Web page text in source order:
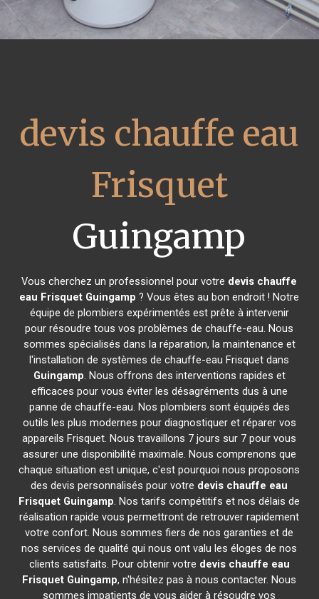
devis chauffe eau
Frisquet
Guingamp
Vous cherchez un professionnel pour votre devis chauffe
eau Frisquet Guingamp ? Vous êtes au bon endroit ! Notre
équipe de plombiers expérimentés est prête à intervenir
pour résoudre tous vos problèmes de chauffe-eau. Nous
sommes spécialisés dans la réparation, la maintenance et
l'installation de systèmes de chauffe-eau Frisquet dans
Guingamp. Nous offrons des interventions rapides et
efficaces pour vous éviter les désagréments dus à une
panne de chauffe-eau. Nos plombiers sont équipés des
outils les plus modernes pour diagnostiquer et réparer vos
appareils Frisquet. Nous travaillons 7 jours sur 7 pour vous
assurer une disponibilité maximale. Nous comprenons que
chaque situation est unique, c'est pourquoi nous proposons
des devis personnalisés pour votre devis chauffe eau
Frisquet Guingamp. Nos tarifs compétitifs et nos délais de
réalisation rapide vous permettront de retrouver rapidement
votre confort. Nous sommes fiers de nos garanties et de
nos services de qualité qui nous ont valu les éloges de nos
clients satisfaits. Pour obtenir votre devis chauffe eau
Frisquet Guingamp, n'hésitez pas à nous contacter. Nous
sommes impatients de vous aider à résoudre vos